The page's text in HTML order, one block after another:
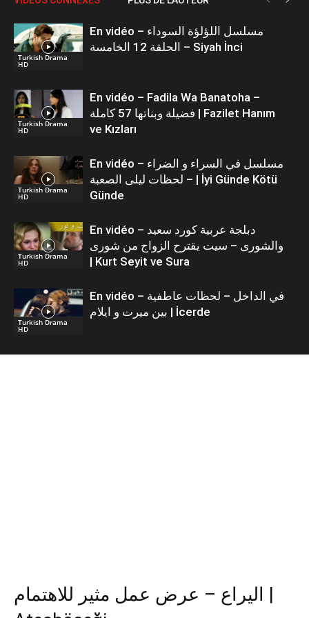
Turkish Drama
HD
En vidéo – مسلسل اللؤلؤة السوداء
الحلقة 12 الخامسة – Siyah İnci
Turkish Drama
HD
En vidéo – Fadila Wa Banatoha –
فضيلة وبناتها 57 كاملة | Fazilet Hanım
ve Kızları
Turkish Drama
HD
En vidéo – مسلسل في السراء و الضراء
– لحظات ليلى الصعبة | İyi Günde Kötü
Günde
Turkish Drama
HD
En vidéo – دبلجة عربية كورد سعيد
والشورى – سيت يقترح الزواج من شورى
| Kurt Seyit ve Sura
Turkish Drama
HD
En vidéo – في الداخل – لحظات عاطفية
بين ميرت و ايلام | İcerde
اليراع – عرض عمل مثير للاهتمام |